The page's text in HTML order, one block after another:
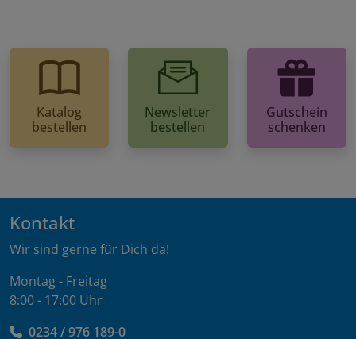
Katalog
bestellen
Newsletter
bestellen
Gutschein
schenken
Kontakt
Wir sind gerne für Dich da!
Montag - Freitag
8:00 - 17:00 Uhr
0234 / 976 189-0